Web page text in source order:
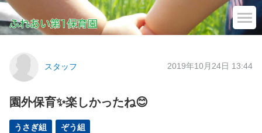
スタッフ 2019年10月24日 13:44
園外保育✨楽しかったね😊
うさぎ組 ぞう組